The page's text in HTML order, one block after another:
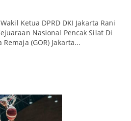
Ketua DPRD DKI Jakarta Rani
Nasional Pencak Silat Di
(GOR) Jakarta...